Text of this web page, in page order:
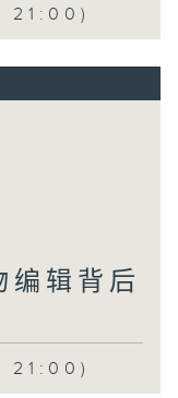
21:00)
编辑背后
21:00)